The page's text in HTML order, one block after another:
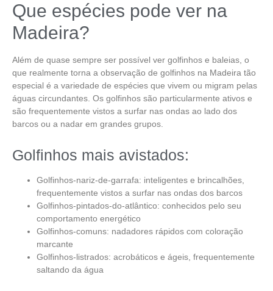
Que espécies pode ver na
Madeira?
Além de quase sempre ser possível ver golfinhos e baleias, o
que realmente torna a observação de golfinhos na Madeira tão
especial é a variedade de espécies que vivem ou migram pelas
águas circundantes. Os golfinhos são particularmente ativos e
são frequentemente vistos a surfar nas ondas ao lado dos
barcos ou a nadar em grandes grupos.
Golfinhos mais avistados:
Golfinhos-nariz-de-garrafa: inteligentes e brincalhões,
frequentemente vistos a surfar nas ondas dos barcos
Golfinhos-pintados-do-atlântico: conhecidos pelo seu
comportamento energético
Golfinhos-comuns: nadadores rápidos com coloração
marcante
Golfinhos-listrados: acrobáticos e ágeis, frequentemente
saltando da água